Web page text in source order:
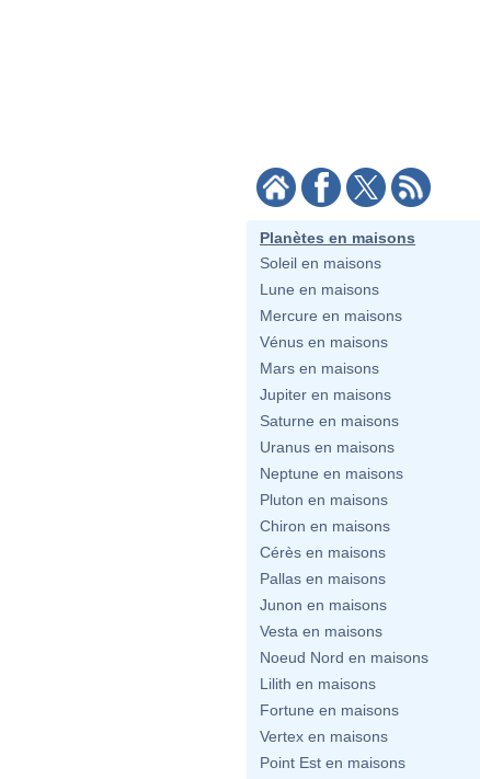
Planètes en maisons
Soleil en maisons
Lune en maisons
Mercure en maisons
Vénus en maisons
Mars en maisons
Jupiter en maisons
Saturne en maisons
Uranus en maisons
Neptune en maisons
Pluton en maisons
Chiron en maisons
Cérès en maisons
Pallas en maisons
Junon en maisons
Vesta en maisons
Noeud Nord en maisons
Lilith en maisons
Fortune en maisons
Vertex en maisons
Point Est en maisons